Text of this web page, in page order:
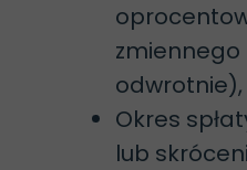
zmiennego
odwrotnie),
Okres
lub